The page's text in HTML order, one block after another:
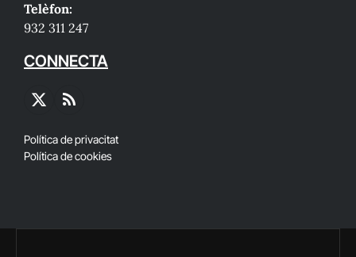
Telèfon:
932 311 247
CONNECTA
X
RSS
Política de privacitat
Política de cookies